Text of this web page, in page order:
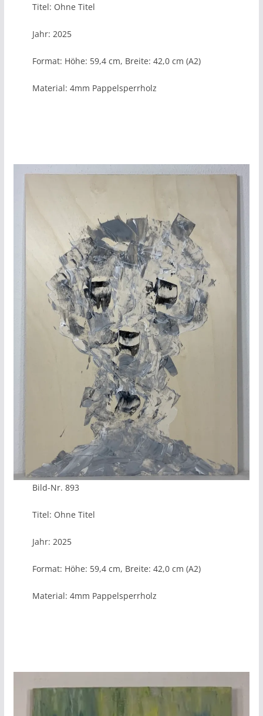
Titel: Ohne Titel
Jahr: 2025
Format: Höhe: 59,4 cm, Breite: 42,0 cm (A2)
Material: 4mm Pappelsperrholz
Bild-Nr. 893
Titel: Ohne Titel
Jahr: 2025
Format: Höhe: 59,4 cm, Breite: 42,0 cm (A2)
Material: 4mm Pappelsperrholz